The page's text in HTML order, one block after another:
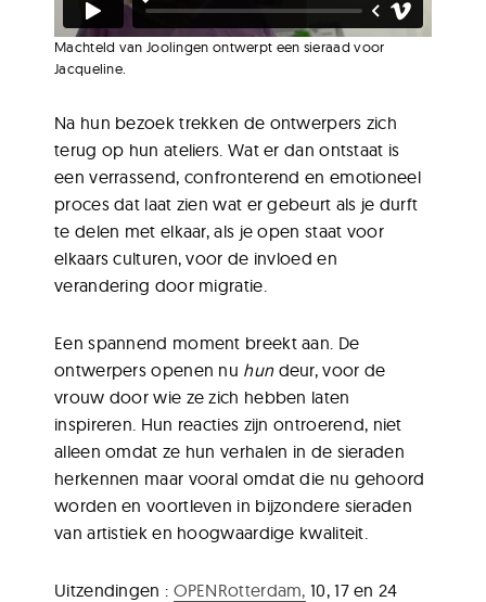
Machteld van Joolingen ontwerpt een sieraad voor
Jacqueline.
Na hun bezoek trekken de ontwerpers zich
terug op hun ateliers. Wat er dan ontstaat is
een verrassend, confronterend en emotioneel
proces dat laat zien wat er gebeurt als je durft
te delen met elkaar, als je open staat voor
elkaars culturen, voor de invloed en
verandering door migratie.
Een spannend moment breekt aan. De
ontwerpers openen nu hundeur, voor de
vrouw door wie ze zich hebben laten
inspireren. Hun reacties zijn ontroerend, niet
alleen omdat ze hun verhalen in de sieraden
herkennen maar vooral omdat die nu gehoord
worden en voortleven in bijzondere sieraden
van artistiek en hoogwaardige kwaliteit.
Uitzendingen : OPENRotterdam, 10, 17 en 24